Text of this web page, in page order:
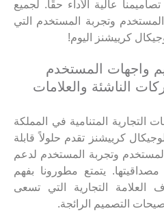
عالية الأداء حقًا. لجميع
وتجربة المستخدم التي
كرييشنز اليوم!
واجهات المستخدم
الناشئة والعلامات
التجارية المتنامية في المملكة
كرييشنز تقدم حلولاً قابلة
وتجربة المستخدم لدعم
مصداقيتها. يتمتع مطورونا بفهم
العلامة التجارية التي تسعى
التصميم الرائجة.